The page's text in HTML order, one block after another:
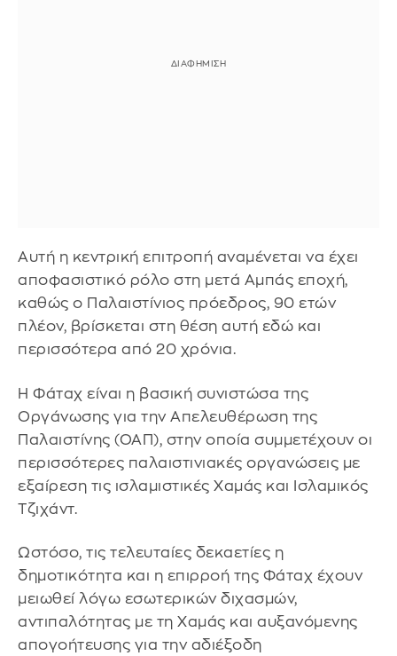
Αυτή η κεντρική επιτροπή αναμένεται να έχει
αποφασιστικό ρόλο στη μετά Αμπάς εποχή,
καθώς ο Παλαιστίνιος πρόεδρος, 90 ετών
πλέον, βρίσκεται στη θέση αυτή εδώ και
περισσότερα από 20 χρόνια.
Η Φάταχ είναι η βασική συνιστώσα της
Οργάνωσης για την Απελευθέρωση της
Παλαιστίνης (ΟΑΠ), στην οποία συμμετέχουν οι
περισσότερες παλαιστινιακές οργανώσεις με
εξαίρεση τις ισλαμιστικές Χαμάς και Ισλαμικός
Τζιχάντ.
Ωστόσο, τις τελευταίες δεκαετίες η
δημοτικότητα και η επιρροή της Φάταχ έχουν
μειωθεί λόγω εσωτερικών διχασμών,
αντιπαλότητας με τη Χαμάς και αυξανόμενης
απογοήτευσης για την αδιέξοδη